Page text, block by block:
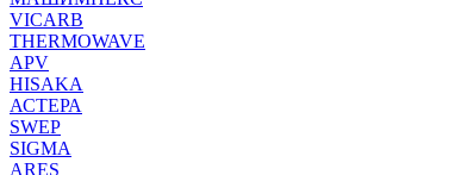
VICARB
THERMOWAVE
APV
HISAKA
АСТЕРА
SWEP
SIGMA
ARES